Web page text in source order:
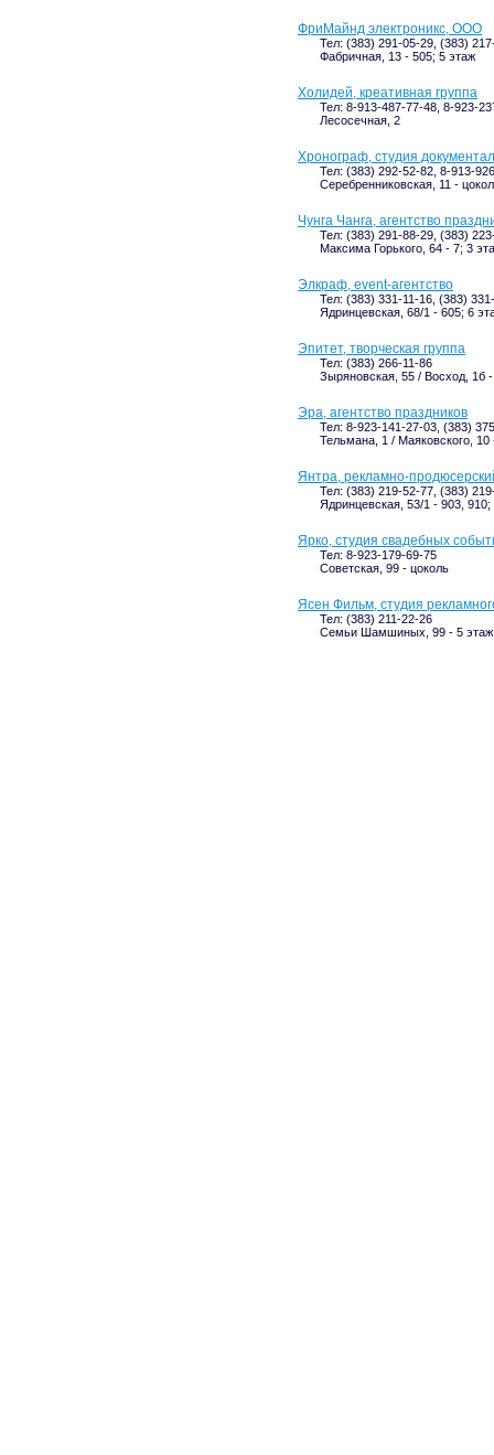
ФриМайнд электроникс, ООО
Тел: (383) 291-05-29, (383)
Фабричная, 13 - 505; 5 этаж
Холидей, креативная группа
Тел: 8-913-487-77-48, 8-923-
Лесосечная, 2
Хронограф, студия
Тел: (383) 292-52-82, 8-913-
Серебренниковская, 11 -
Чунга Чанга, агентство
Тел: (383) 291-88-29, (383)
Максима Горького, 64 - 7; 3
Элкраф, event-агентство
Тел: (383) 331-11-16, (383)
Ядринцевская, 68/1 - 605; 6
Эпитет, творческая группа
Тел: (383) 266-11-86
Зыряновская, 55 / Восход, 1б
Эра, агентство праздников
Тел: 8-923-141-27-03, (383)
Тельмана, 1 / Маяковского, 10
Янтра, рекламно-
Тел: (383) 219-52-77, (383)
Ядринцевская, 53/1 - 903, 910;
Ярко, студия свадебных
Тел: 8-923-179-69-75
Советская, 99 - цоколь
Ясен Фильм, студия
Тел: (383) 211-22-26
Семьи Шамшиных, 99 - 5 этаж